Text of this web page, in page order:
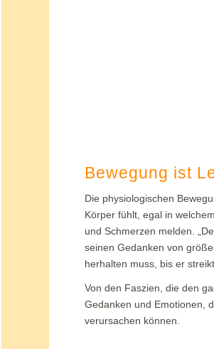
Bewegung ist
Die physiologischen
Körper fühlt, egal in
und Schmerzen melden.
seinen Gedanken von
herhalten muss, bis er
Von den Faszien, die den
Gedanken und Emotionen,
verursachen können.